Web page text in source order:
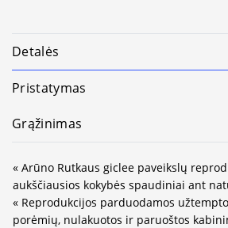
Detalės
Pristatymas
Grąžinimas
« Arūno Rutkaus giclee paveikslų
aukščiausios kokybės spaudiniai ant
« Reprodukcijos parduodamos
porėmių, nulakuotos ir paruoštos